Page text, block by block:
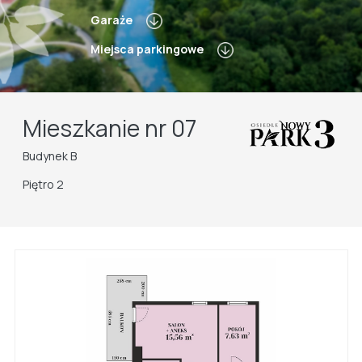
Garaże
Miejsca parkingowe
Mieszkanie nr 07
Budynek B
Piętro 2